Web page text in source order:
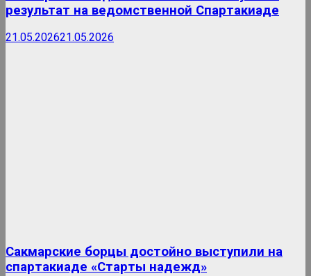
результат на ведомственной Спартакиаде
21.05.202621.05.2026
Сакмарские борцы достойно выступили на
спартакиаде «Старты надежд»